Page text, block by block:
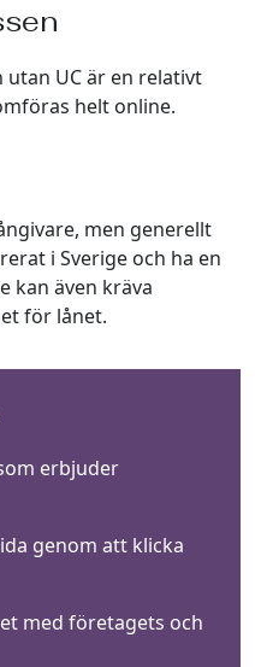
UC är en relativt
helt online.
men generellt
i Sverige och ha en
kan även kräva
för lånet.
erbjuder
genom att klicka
med företagets och